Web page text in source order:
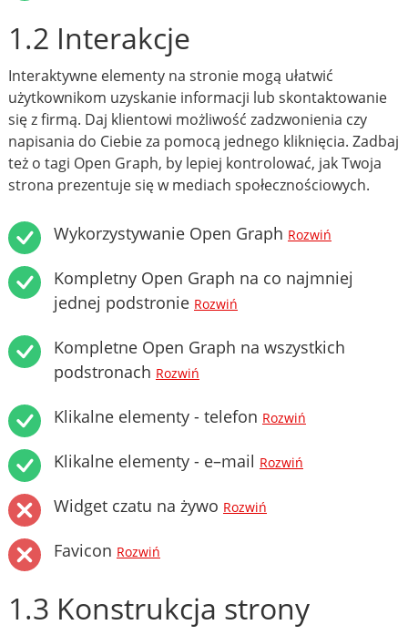
1.2 Interakcje
Interaktywne elementy na stronie mogą ułatwić
użytkownikom uzyskanie informacji lub skontaktowanie
się z firmą. Daj klientowi możliwość zadzwonienia czy
napisania do Ciebie za pomocą jednego kliknięcia. Zadbaj
też o tagi Open Graph, by lepiej kontrolować, jak Twoja
strona prezentuje się w mediach społecznościowych.
Wykorzystywanie Open Graph Rozwiń
Kompletny Open Graph na co najmniej
jednej podstronie Rozwiń
Kompletne Open Graph na wszystkich
podstronach Rozwiń
Klikalne elementy - telefon Rozwiń
Klikalne elementy - e–mail Rozwiń
Widget czatu na żywo Rozwiń
Favicon Rozwiń
1.3 Konstrukcja strony